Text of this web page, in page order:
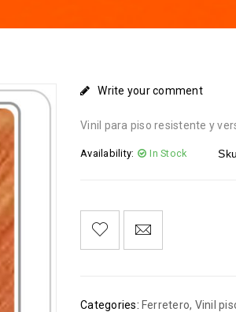
Write your comment
Vinil para piso resistente y
Availability: In Stock
Categories: Ferretero, Vinil